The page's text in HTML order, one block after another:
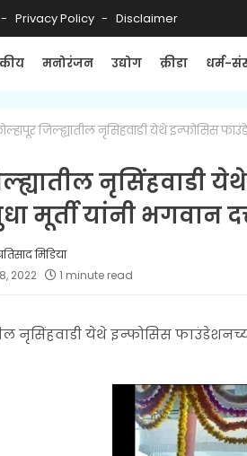
Privacy Policy Disclaimer
मनोरंजन उद्योग क्रीडा धर्म-
जिल्ह्यातील नृसिंहवाडी येथे इन्फोसिस
नृसिंहवाडी
मूर्ती यांनी भगवान
मिडिया
2022
1 minute read
नृसिंहवाडी येथे इन्फोसिस फाउंडेशनच्या